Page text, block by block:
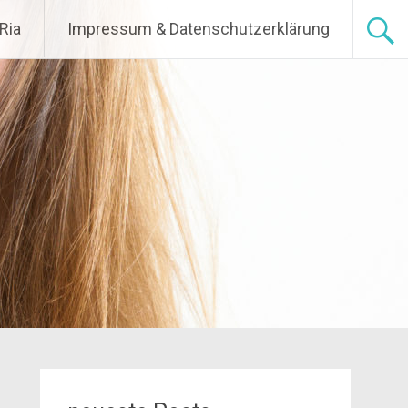
Ria Impressum & Datenschutzerklärung